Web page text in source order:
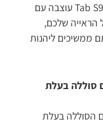
התצוגה ב-Galaxy Tab S9 FE ו-+Tab S9 FE עוצבה עם
שלכם,
ליהנות
בעלת
בעלת